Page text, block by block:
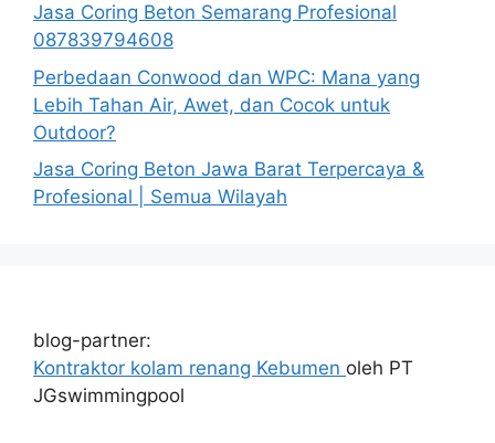
Jasa Coring Beton Semarang Profesional
087839794608
Perbedaan Conwood dan WPC: Mana yang
Lebih Tahan Air, Awet, dan Cocok untuk
Outdoor?
Jasa Coring Beton Jawa Barat Terpercaya &
Profesional | Semua Wilayah
blog-partner:
Kontraktor kolam renang Kebumen oleh PT
JGswimmingpool